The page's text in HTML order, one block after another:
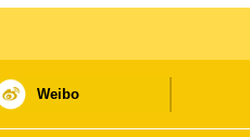
Weibo